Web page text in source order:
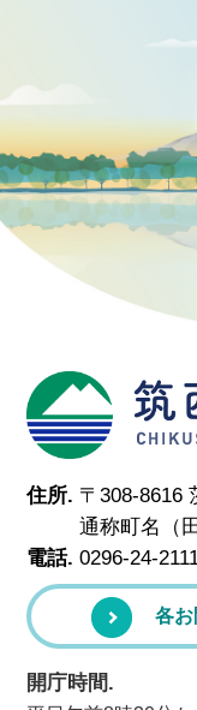
住所. 〒308-8616
通称町名（
電話. 0296-24-
各お
開庁時間.